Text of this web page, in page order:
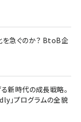
を急ぐのか？ BtoB企
新時代の成長戦略。
プログラムの全貌